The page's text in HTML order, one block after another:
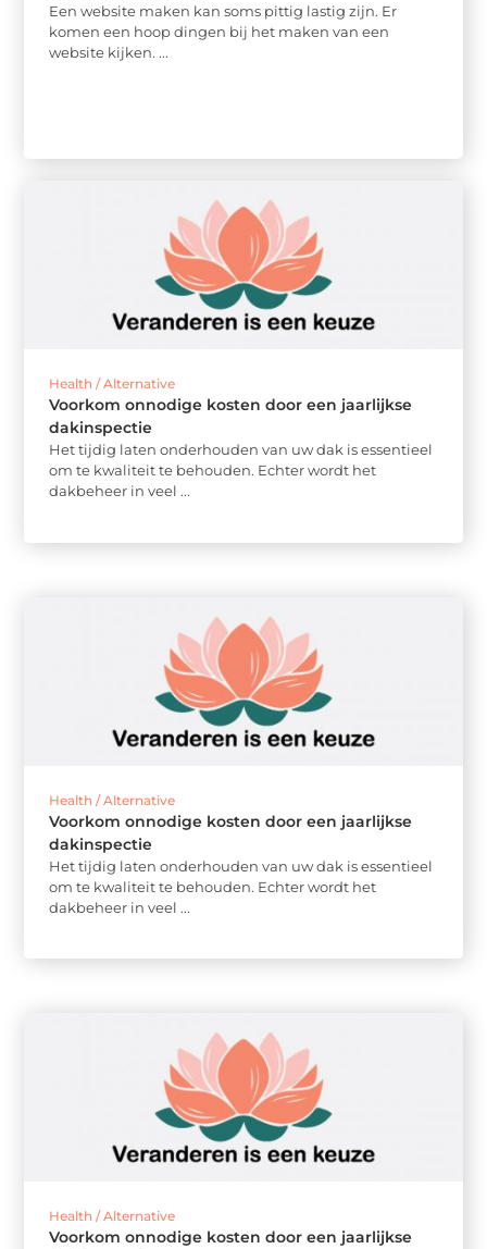
Een website maken kan soms pittig lastig zijn. Er
komen een hoop dingen bij het maken van een
website kijken. ...
Health / Alternative
Voorkom onnodige kosten door een jaarlijkse
dakinspectie
Het tijdig laten onderhouden van uw dak is essentieel
om te kwaliteit te behouden. Echter wordt het
dakbeheer in veel ...
Health / Alternative
Voorkom onnodige kosten door een jaarlijkse
dakinspectie
Het tijdig laten onderhouden van uw dak is essentieel
om te kwaliteit te behouden. Echter wordt het
dakbeheer in veel ...
Health / Alternative
Voorkom onnodige kosten door een jaarlijkse